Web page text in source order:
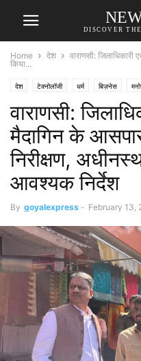
DISCOVER
Home देश
वाराणसी:
किया...
देश टेक्नोलॉजी धर्म बिज़नेस
वाराणसी:
मैदागिन के
निरीक्षण,
आवश्यक निर्देश
By goyalexpress - February 13,